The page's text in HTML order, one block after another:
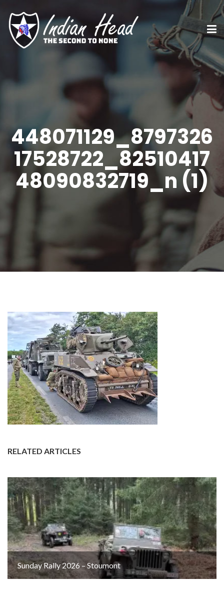
448071129_8797326
17528722_82510417
48090832719_n (1)
RELATED ARTICLES
Sunday Rally 2026 – Stoumont